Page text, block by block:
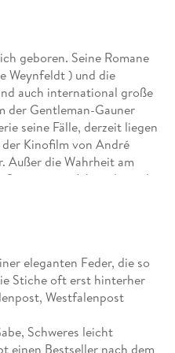
geboren. Seine Romane
Weynfeldt ) und die
auch international große
der Gentleman-Gauner
seine Fälle, derzeit liegen
Kinofilm von André
Außer die Wahrheit am
einigen Jahren betreibt
eleganten Feder, die so
Stiche oft erst hinterher
Westfalenpost
Schweres leicht
einen Bestseller nach dem